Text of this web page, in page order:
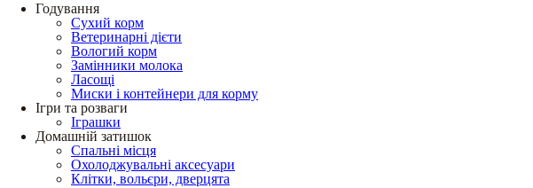
Годування
Сухий корм
Ветеринарні дієти
Вологий корм
Замінники молока
Ласощі
Миски і контейнери для корму
Ігри та розваги
Іграшки
Домашній затишок
Спальні місця
Охолоджувальні аксесуари
Клітки, вольєри, дверцята